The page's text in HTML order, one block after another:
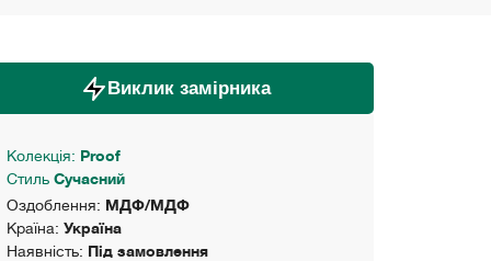
Виклик замірника
Колекція: Proof
Стиль Сучасний
Оздоблення: МДФ/МДФ
Країна: Україна
Наявність: Під замовлення